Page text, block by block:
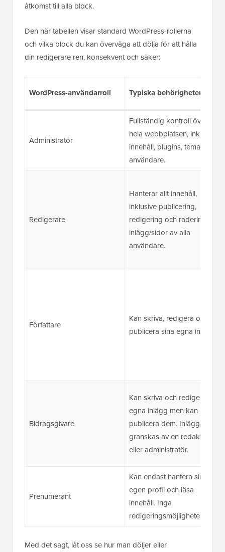
åtkomst till alla block.
Den här tabellen visar standard WordPress-rollerna
och vilka block du kan överväga att dölja för att hålla
din redigerare ren, konsekvent och säker:
WordPress-användarroll Typiska behörigheter
Administratör
Fullständig kontroll över
hela webbplatsen, inklusive
innehåll, plugins, teman och
användare.
Redigerare
Hanterar allt innehåll,
inklusive publicering,
redigering och radering av
inlägg/sidor av alla
användare.
Författare
Kan skriva, redigera och
publicera sina egna inlägg.
Bidragsgivare
Kan skriva och redigera sina
egna inlägg men kan inte
publicera dem. Inlägg måste
granskas av en redaktör
eller administratör.
Prenumerant
Kan endast hantera sin
egen profil och läsa
innehåll. Inga
redigeringsmöjligheter.
Med det sagt, låt oss se hur man döljer eller